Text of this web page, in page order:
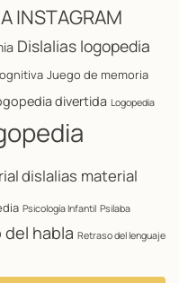
INSTAGRAM
Dislalias logopedia
Juego de memoria
divertida Logopedia
dislalias material
Psicología Infantil Psilaba
del habla Retraso del lenguaje